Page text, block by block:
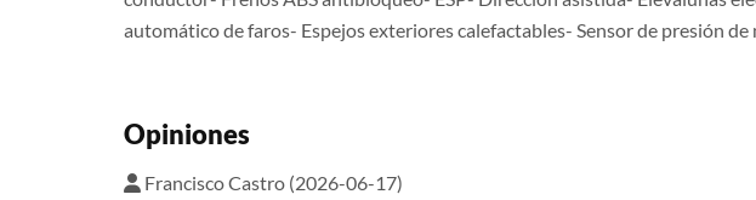
automático de faros- Espejos exteriores calefactables- Sensor de presión
Opiniones
Francisco Castro (2026-06-17)